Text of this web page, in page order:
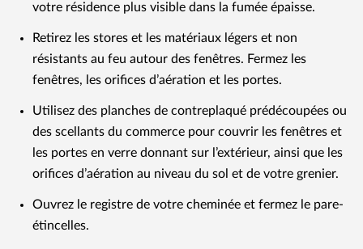
votre résidence plus visible dans la fumée épaisse.
Retirez les stores et les matériaux légers et non
résistants au feu autour des fenêtres. Fermez les
fenêtres, les orifices d’aération et les portes.
Utilisez des planches de contreplaqué prédécoupées ou
des scellants du commerce pour couvrir les fenêtres et
les portes en verre donnant sur l’extérieur, ainsi que les
orifices d’aération au niveau du sol et de votre grenier.
Ouvrez le registre de votre cheminée et fermez le pare-
étincelles.